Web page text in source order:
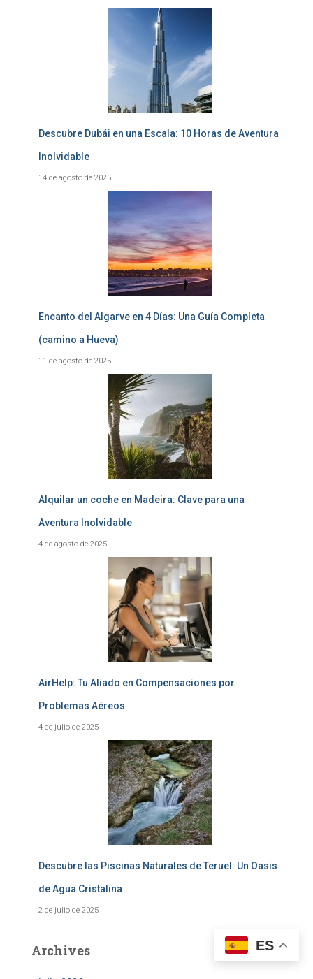
Descubre Dubái en una Escala: 10 Horas de Aventura
Inolvidable
14 de agosto de 2025
Encanto del Algarve en 4 Días: Una Guía Completa
(camino a Hueva)
11 de agosto de 2025
Alquilar un coche en Madeira: Clave para una
Aventura Inolvidable
4 de agosto de 2025
AirHelp: Tu Aliado en Compensaciones por
Problemas Aéreos
4 de julio de 2025
Descubre las Piscinas Naturales de Teruel: Un Oasis
de Agua Cristalina
2 de julio de 2025
Archives ES